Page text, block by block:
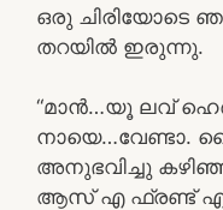
ഒരു ചിരിയോടെ
തറയിൽ ഇരുന്നു.
“മാൻ…യൂ ലവ്
നായെ…വേണ്ടാ.
അനുഭവിച്ചു
ആസ് എ ഫ്രണ്ട്